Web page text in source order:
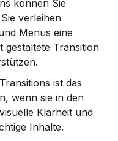
können Sie
verleihen
Menüs eine
gestaltete Transition
ist das
wenn sie in den
Klarheit und
Inhalte.